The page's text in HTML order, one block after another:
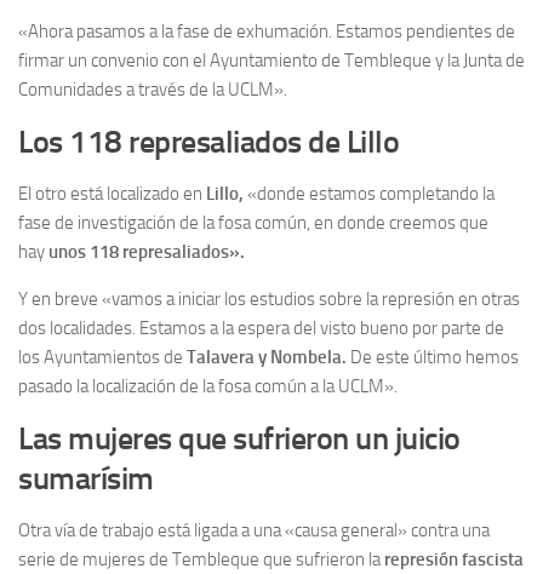
«Ahora pasamos a la fase de exhumación. Estamos pendientes de
firmar un convenio con el Ayuntamiento de Tembleque y la Junta de
Comunidades a través de la UCLM».
Los 118 represaliados de Lillo
El otro está localizado en Lillo, «donde estamos completando la
fase de investigación de la fosa común, en donde creemos que
hay unos 118 represaliados».
Y en breve «vamos a iniciar los estudios sobre la represión en otras
dos localidades. Estamos a la espera del visto bueno por parte de
los Ayuntamientos de Talavera y Nombela. De este último hemos
pasado la localización de la fosa común a la UCLM».
Las mujeres que sufrieron un juicio
sumarísim
Otra vía de trabajo está ligada a una «causa general» contra una
serie de mujeres de Tembleque que sufrieron larepresión fascista